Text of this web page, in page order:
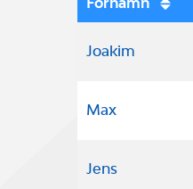
Joakim
Max
Jens